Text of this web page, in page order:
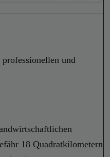
und
18 Quadratkilometern